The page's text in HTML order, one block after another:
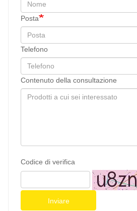
Posta
Telefono
Contenuto della consultazione
Codice di verifica
Inviare